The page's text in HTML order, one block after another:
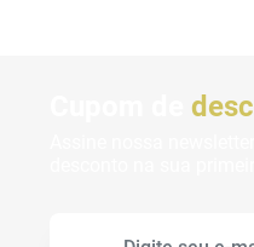
Cupom de